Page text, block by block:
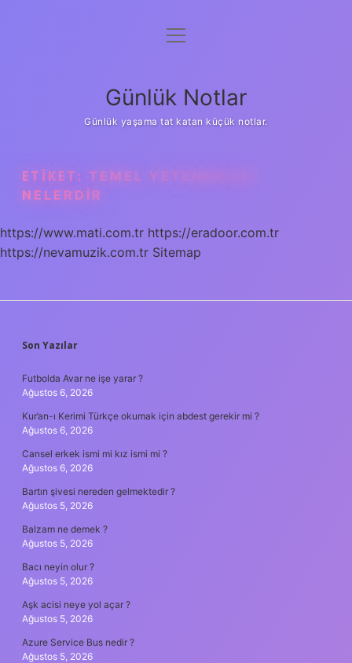
Anasayfa
Yasal Uyarı
menüyü
Günlük Notlar
Günlük yaşama tat katan küçük notlar.
ETIKET: TEMEL YETENEKLER
NELERDIR
https://www.mati.com.tr https://eradoor.com.tr
https://nevamuzik.com.tr Sitemap
SIDEBAR
Son Yazılar
Futbolda Avar ne işe yarar ?
Ağustos 6, 2026
Kur’an-ı Kerimi Türkçe okumak için abdest gerekir mi ?
Ağustos 6, 2026
Cansel erkek ismi mi kız ismi mi ?
Ağustos 6, 2026
Bartın şivesi nereden gelmektedir ?
Ağustos 5, 2026
Balzam ne demek ?
Ağustos 5, 2026
Bacı neyin olur ?
Ağustos 5, 2026
Aşk acisi neye yol açar ?
Ağustos 5, 2026
Azure Service Bus nedir ?
Ağustos 5, 2026